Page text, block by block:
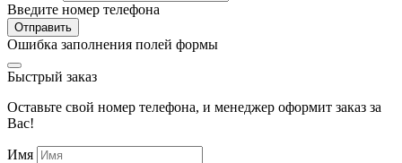
Введите номер телефона
Отправить
Ошибка заполнения полей формы
Быстрый заказ
Оставьте свой номер телефона, и менеджер оформит заказ за
Вас!
Имя